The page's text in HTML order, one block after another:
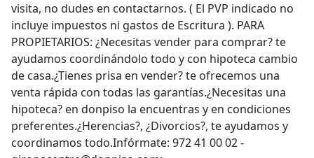
visita, no dudes en contactarnos. ( El PVP indicado no
incluye impuestos ni gastos de Escritura ). PARA
PROPIETARIOS: ¿Necesitas vender para comprar? te
ayudamos coordinándolo todo y con hipoteca cambio
de casa.¿Tienes prisa en vender? te ofrecemos una
venta rápida con todas las garantías.¿Necesitas una
hipoteca? en donpiso la encuentras y en condiciones
preferentes.¿Herencias?, ¿Divorcios?, te ayudamos y
coordinamos todo.Infórmate: 972 41 00 02 -